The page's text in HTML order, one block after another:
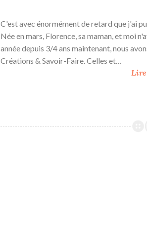
C'est avec énormément de retard que j'ai
Née en mars, Florence, sa maman, et moi
année depuis 3/4 ans maintenant, nous
Créations & Savoir-Faire. Celles et…